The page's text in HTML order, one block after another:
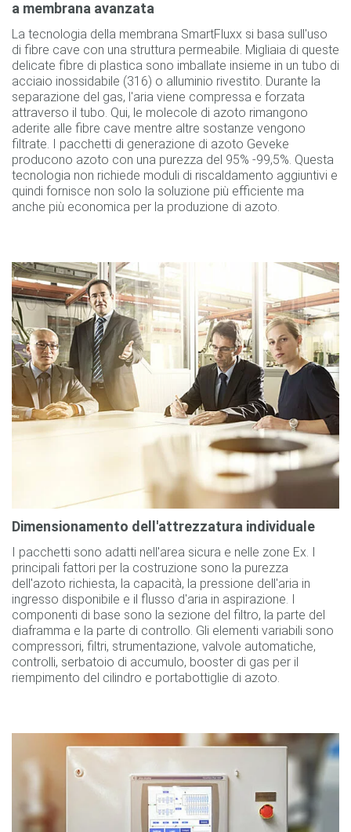
a membrana avanzata
La tecnologia della membrana SmartFluxx si basa sull'uso
di fibre cave con una struttura permeabile. Migliaia di queste
delicate fibre di plastica sono imballate insieme in un tubo di
acciaio inossidabile (316) o alluminio rivestito. Durante la
separazione del gas, l'aria viene compressa e forzata
attraverso il tubo. Qui, le molecole di azoto rimangono
aderite alle fibre cave mentre altre sostanze vengono
filtrate. I pacchetti di generazione di azoto Geveke
producono azoto con una purezza del 95% -99,5%. Questa
tecnologia non richiede moduli di riscaldamento aggiuntivi e
quindi fornisce non solo la soluzione più efficiente ma
anche più economica per la produzione di azoto.
Dimensionamento dell'attrezzatura individuale
I pacchetti sono adatti nell'area sicura e nelle zone Ex. I
principali fattori per la costruzione sono la purezza
dell'azoto richiesta, la capacità, la pressione dell'aria in
ingresso disponibile e il flusso d'aria in aspirazione. I
componenti di base sono la sezione del filtro, la parte del
diaframma e la parte di controllo. Gli elementi variabili sono
compressori, filtri, strumentazione, valvole automatiche,
controlli, serbatoio di accumulo, booster di gas per il
riempimento del cilindro e portabottiglie di azoto.